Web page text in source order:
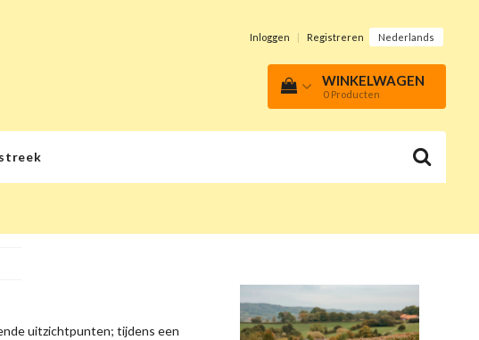
Inloggen | Registreren Nederlands
WINKELWAGEN
0 Producten
uitzichtpunten; tijdens een